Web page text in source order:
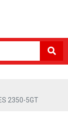
2350-5GT